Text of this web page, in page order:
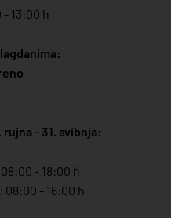
13:00 h
- 31. svibnja:
- 18:00 h
08:00 - 16:00 h